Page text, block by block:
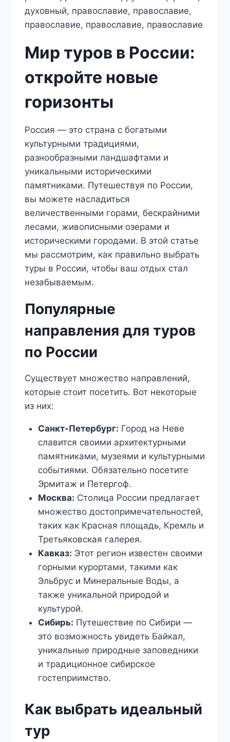
Мир туров в России:
откройте новые
горизонты
Россия — это страна с богатыми
культурными традициями,
разнообразными ландшафтами и
уникальными историческими
памятниками. Путешествуя по России,
вы можете насладиться
величественными горами, бескрайними
лесами, живописными озерами и
историческими городами. В этой статье
мы рассмотрим, как правильно выбрать
туры в России, чтобы ваш отдых стал
незабываемым.
Популярные
направления для туров
по России
Существует множество направлений,
которые стоит посетить. Вот некоторые
из них:
Санкт-Петербург: Город на Неве
славится своими архитектурными
памятниками, музеями и культурными
событиями. Обязательно посетите
Эрмитаж и Петергоф.
Москва: Столица России предлагает
множество достопримечательностей,
таких как Красная площадь, Кремль и
Третьяковская галерея.
Кавказ: Этот регион известен своими
горными курортами, такими как
Эльбрус и Минеральные Воды, а
также уникальной природой и
культурой.
Сибирь: Путешествие по Сибири —
это возможность увидеть Байкал,
уникальные природные заповедники
и традиционное сибирское
гостеприимство.
Как выбрать идеальный
тур